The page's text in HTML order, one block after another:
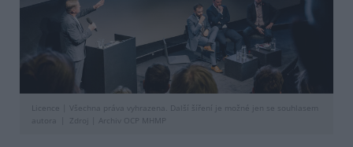
Licence |
Všechna práva vyhrazena. Další šíření je možné jen se souhlasem
autora
Zdroj | Archiv OCP MHMP